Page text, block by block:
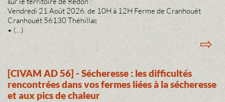
Vendredi 21 Août 2026, de 10H à 12H Ferme de Cranhouët
Cranhouët 56130 Théhillac
• (…)
⇨
[CIVAM AD 56] - Sécheresse : les difficultés
rencontrées dans vos fermes liées à la sécheresse
et aux pics de chaleur